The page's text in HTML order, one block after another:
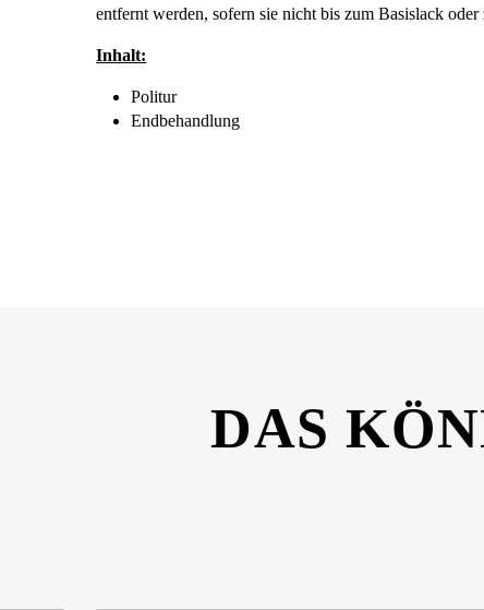
entfernt werden, sofern sie nicht bis zum Basislack
Inhalt:
Politur
Endbehandlung
DAS